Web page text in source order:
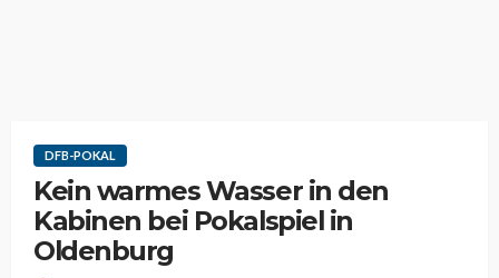
DFB-POKAL
Kein warmes Wasser in den
Kabinen bei Pokalspiel in
Oldenburg